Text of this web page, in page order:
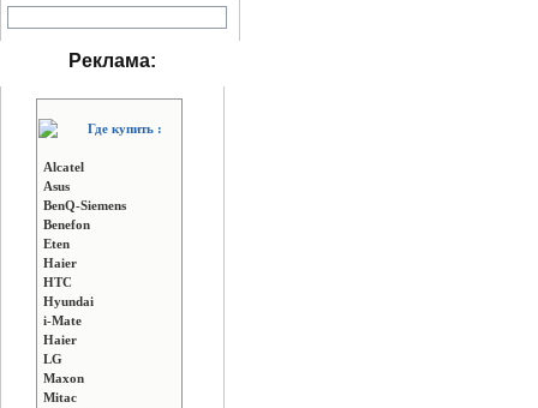
Реклама:
Где купить :
Alcatel
Asus
BenQ-Siemens
Benefon
Eten
Haier
HTC
Hyundai
i-Mate
Haier
LG
Maxon
Mitac